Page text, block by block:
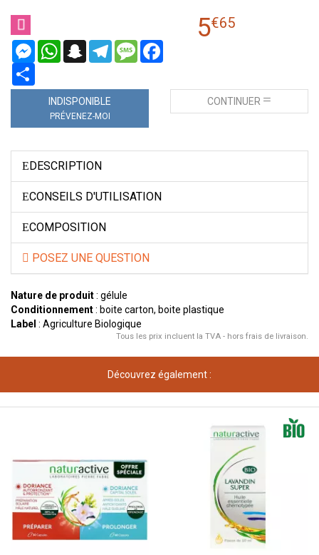
MessengerWhatsAppSnapchatTelegramMessage
5€65
INDISPONIBLE
PRÉVENEZ-MOI
CONTINUER
DESCRIPTION
CONSEILS D'UTILISATION
COMPOSITION
POSEZ UNE QUESTION
Nature de produit: gélule
Conditionnement: boite carton, boite plastique
Label : Agriculture Biologique
Tous les prix incluent la TVA - hors frais de livraison.
Découvrez également :